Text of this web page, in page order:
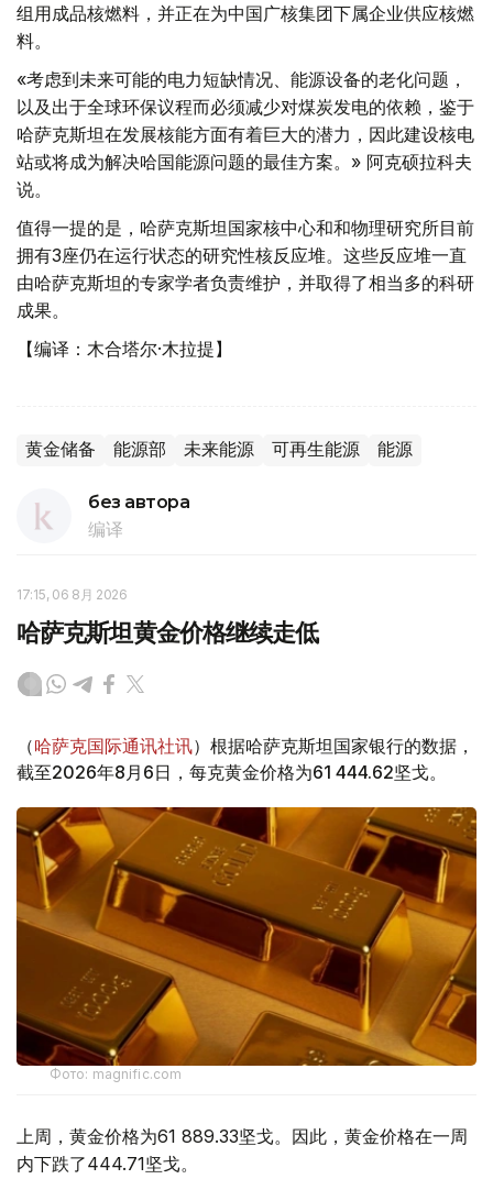
组用成品核燃料，并正在为中国广核集团下属企业供应核燃
料。
«考虑到未来可能的电力短缺情况、能源设备的老化问题，
以及出于全球环保议程而必须减少对煤炭发电的依赖，鉴于
哈萨克斯坦在发展核能方面有着巨大的潜力，因此建设核电
站或将成为解决哈国能源问题的最佳方案。» 阿克硕拉科夫
说。
值得一提的是，哈萨克斯坦国家核中心和和物理研究所目前
拥有3座仍在运行状态的研究性核反应堆。这些反应堆一直
由哈萨克斯坦的专家学者负责维护，并取得了相当多的科研
成果。
【编译：木合塔尔·木拉提】
黄金储备 能源部 未来能源 可再生能源 能源
без автора
编译
17:15, 06 8月 2026
哈萨克斯坦黄金价格继续走低
（哈萨克国际通讯社讯）根据哈萨克斯坦国家银行的数据，
截至2026年8月6日，每克黄金价格为61 444.62坚戈。
Фото: magnific.com
上周，黄金价格为61 889.33坚戈。因此，黄金价格在一周
内下跌了444.71坚戈。